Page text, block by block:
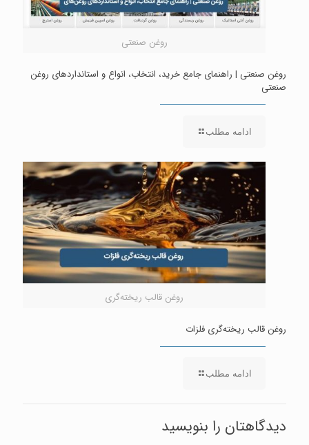
روغن صنعتی
روغن صنعتی | راهنمای جامع خرید، انتخاب، انواع و استانداردهای روغن
صنعتی
ادامه مطلب
روغن قالب ریخته‌گری
روغن قالب ریخته‌گری فلزات
ادامه مطلب
دیدگاهتان را بنویسید